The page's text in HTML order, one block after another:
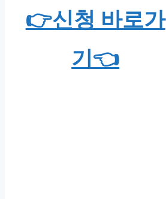
👉신청 바로가
기👈